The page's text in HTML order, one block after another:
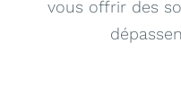
vous offrir des